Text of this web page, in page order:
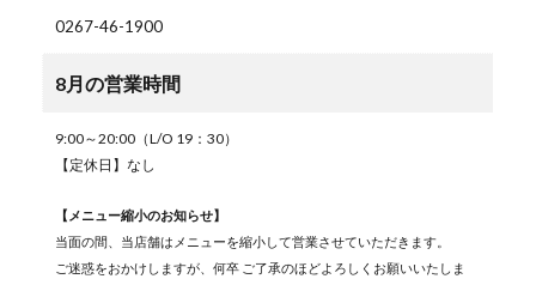
0267-46-1900
8月の営業時間
9:00～20:00（L/O 19：30）
【定休日】なし
【メニュー縮小のお知らせ】
当面の間、当店舗はメニューを縮小して営業させていただきます。
ご迷惑をおかけしますが、何卒 ご了承のほどよろしくお願いいたしま